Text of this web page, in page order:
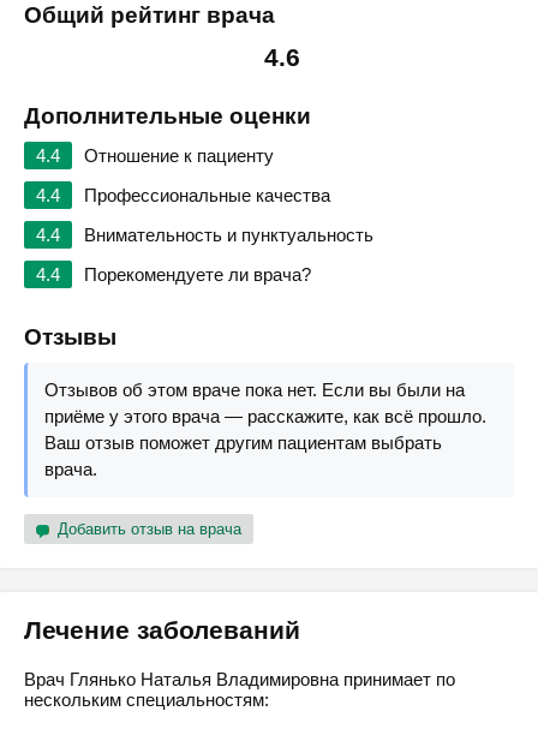
Общий рейтинг врача
4.6
Дополнительные оценки
4.4
Отношение к пациенту
4.4
Профессиональные качества
4.4
Внимательность и пунктуальность
4.4
Порекомендуете ли врача?
Отзывы
Отзывов об этом враче пока нет. Если вы были на
приёме у этого врача — расскажите, как всё прошло.
Ваш отзыв поможет другим пациентам выбрать
врача.
Добавить отзыв на врача
Лечение заболеваний
Врач Глянько Наталья Владимировна принимает по
нескольким специальностям: